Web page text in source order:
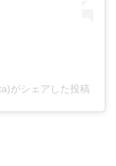
がシェアした投稿